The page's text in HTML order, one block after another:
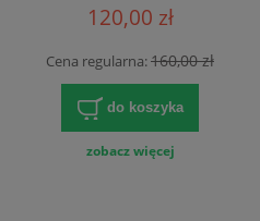
120,00 zł
Cena regularna:160,00 zł
do koszyka
zobacz więcej